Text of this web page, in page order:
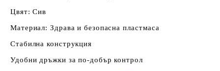
Цвят: Сив
Материал: Здрава и безопасна пластмаса
Стабилна конструкция
Удобни дръжки за по-добър контрол